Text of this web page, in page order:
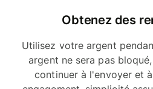
Obtenez des
Utilisez votre argent
argent ne sera pas
continuer à l'envoyer et